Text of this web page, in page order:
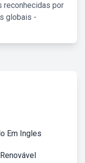
reconhecidas por
globais -
Em Ingles